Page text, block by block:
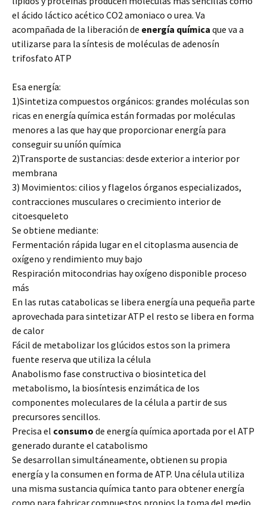
el ácido láctico acético CO2 amoniaco o urea. Va
acompañada de la liberación de energía química que va a
utilizarse para la síntesis de moléculas de adenosín
trifosfato ATP
Esa energía:
1)Sintetiza compuestos orgánicos: grandes moléculas son
ricas en energía química están formadas por moléculas
menores a las que hay que proporcionar energía para
conseguir su uníón química
2)Transporte de sustancias: desde exterior a interior por
membrana
3) Movimientos: cilios y flagelos órganos especializados,
contracciones musculares o crecimiento interior de
citoesqueleto
Se obtiene mediante:
Fermentación rápida lugar en el citoplasma ausencia de
oxígeno y rendimiento muy bajo
Respiración mitocondrias hay oxígeno disponible proceso
más
En las rutas catabolicas se libera energía una pequeña parte
aprovechada para sintetizar ATP el resto se libera en forma
de calor
Fácil de metabolizar los glúcidos estos son la primera
fuente reserva que utiliza la célula
Anabolismo fase constructiva o biosintetica del
metabolismo, la biosíntesis enzimática de los
componentes moleculares de la célula a partir de sus
precursores sencillos.
Precisa el consumo de energía química aportada por el ATP
generado durante el catabolismo
Se desarrollan simultáneamente, obtienen su propia
energía y la consumen en forma de ATP. Una célula utiliza
una misma sustancia química tanto para obtener energía
como para fabricar compuestos propios la toma del medio